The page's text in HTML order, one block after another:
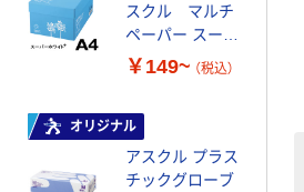
スクル マルチ
ペーパー スーパ
ーホワイト+
￥149~ （税込）
オリジナル
アスクル プラス
チックグローブ